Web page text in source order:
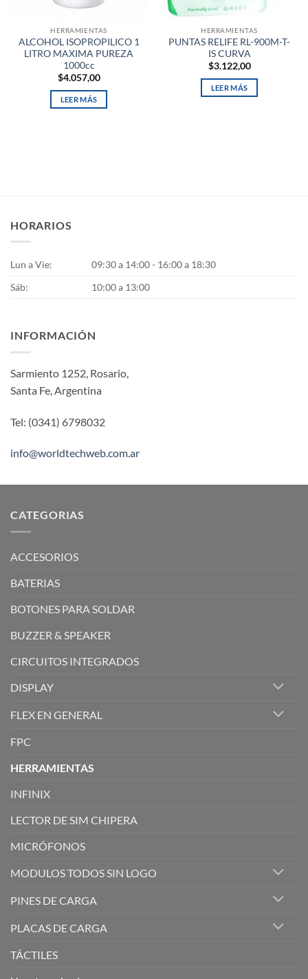
HERRAMIENTAS
ALCOHOL ISOPROPILICO 1
LITRO MAXIMA PUREZA
1000cc
$4.057,00
LEER MÁS
HERRAMIENTAS
PUNTAS RELIFE RL-900M-T-
IS CURVA
$3.122,00
LEER MÁS
HORARIOS
Lun a Vie:
09:30 a 14:00 - 16:00 a 18:30
Sáb:
10:00 a 13:00
INFORMACIÓN
Sarmiento 1252, Rosario,
Santa Fe, Argentina
Tel: (0341) 6798032
info@worldtechweb.com.ar
CATEGORIAS
ACCESORIOS
BATERIAS
BOTONES PARA SOLDAR
BUZZER & SPEAKER
CIRCUITOS INTEGRADOS
DISPLAY
FLEX EN GENERAL
FPC
HERRAMIENTAS
INFINIX
LECTOR DE SIM CHIPERA
MICRÓFONOS
MODULOS TODOS SIN LOGO
PINES DE CARGA
PLACAS DE CARGA
TÁCTILES